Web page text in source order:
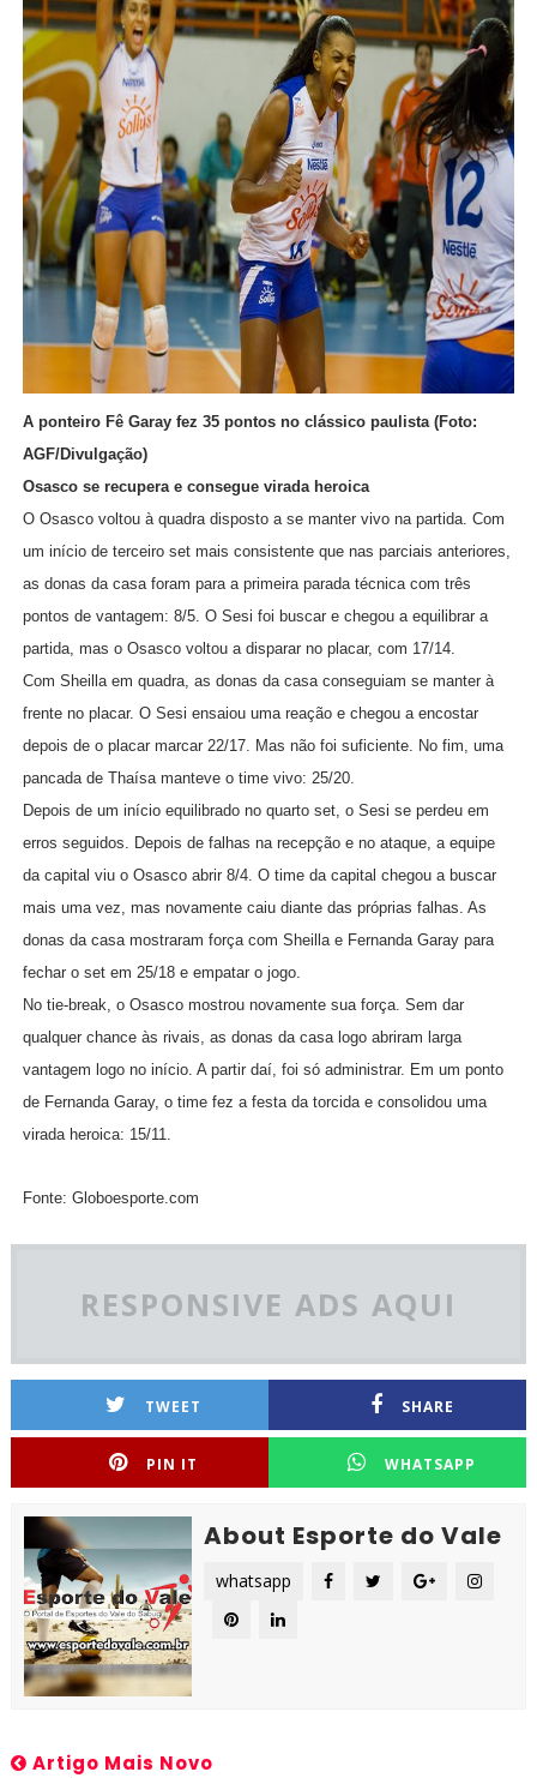
A ponteiro Fê Garay fez 35 pontos no clássico paulista (Foto:
AGF/Divulgação)
Osasco se recupera e consegue virada heroica
O Osasco voltou à quadra disposto a se manter vivo na partida. Com
um início de terceiro set mais consistente que nas parciais anteriores,
as donas da casa foram para a primeira parada técnica com três
pontos de vantagem: 8/5. O Sesi foi buscar e chegou a equilibrar a
partida, mas o Osasco voltou a disparar no placar, com 17/14.
Com Sheilla em quadra, as donas da casa conseguiam se manter à
frente no placar. O Sesi ensaiou uma reação e chegou a encostar
depois de o placar marcar 22/17. Mas não foi suficiente. No fim, uma
pancada de Thaísa manteve o time vivo: 25/20.
Depois de um início equilibrado no quarto set, o Sesi se perdeu em
erros seguidos. Depois de falhas na recepção e no ataque, a equipe
da capital viu o Osasco abrir 8/4. O time da capital chegou a buscar
mais uma vez, mas novamente caiu diante das próprias falhas. As
donas da casa mostraram força com Sheilla e Fernanda Garay para
fechar o set em 25/18 e empatar o jogo.
No tie-break, o Osasco mostrou novamente sua força. Sem dar
qualquer chance às rivais, as donas da casa logo abriram larga
vantagem logo no início. A partir daí, foi só administrar. Em um ponto
de Fernanda Garay, o time fez a festa da torcida e consolidou uma
virada heroica: 15/11.
Fonte: Globoesporte.com
RESPONSIVE ADS AQUI
TWEET SHARE
PIN IT WHATSAPP
About Esporte do Vale
whatsapp
Artigo Mais Novo